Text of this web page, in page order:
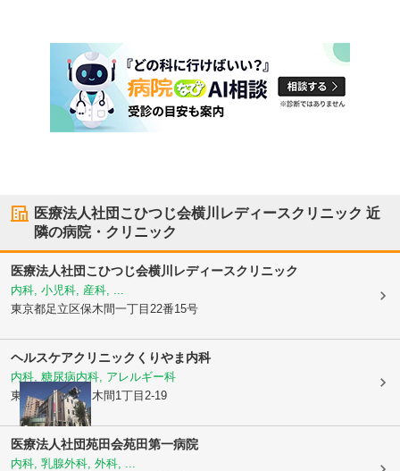
医療法人社団こひつじ会横川レディースクリニック 近
隣の病院・クリニック
医療法人社団こひつじ会横川レディースクリニック
内科, 小児科, 産科, ...
東京都足立区保木間一丁目22番15号
ヘルスケアクリニック くりやま内科
内科, 糖尿病内科, アレルギー科
東京都足立区保木間1丁目2-19
医療法人社団苑田会苑田第一病院
内科, 乳腺外科, 外科, ...